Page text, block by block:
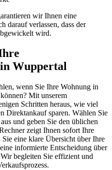
wir Ihnen eine
darauf verlassen, dass der
wird.
Wuppertal
wenn Sie Ihre Wohnung in
Mit unserem
Schritten heraus, wie viel
Direktankauf sparen. Wählen Sie
und geben Sie den üblichen
zeigt Ihnen sofort Ihre
eine klare Übersicht über Ihre
informierte Entscheidung über
begleiten Sie effizient und